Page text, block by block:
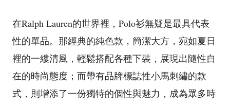
在Ralph Lauren的世界裡，Polo衫無疑是最具代表
性的單品。那經典的純色款，簡潔大方，宛如夏日
裡的一縷清風，輕鬆搭配各種下裝，展現出隨性自
在的時尚態度；而帶有品牌標誌性小馬刺繡的款
式，則增添了一份獨特的個性與魅力，成為眾多時